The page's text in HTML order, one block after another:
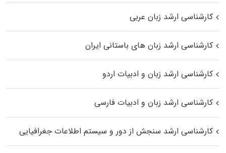
کارشناسی ارشد زبان عربی
کارشناسی ارشد زبان‌ های باستانی ایران
کارشناسی ارشد زبان و ادبیات اردو
کارشناسی ارشد زبان و ادبیات فارسی
کارشناسی ارشد سنجش از دور و سیستم اطلاعات جغرافیایی